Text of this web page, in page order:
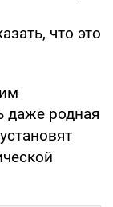
что это
даже родная